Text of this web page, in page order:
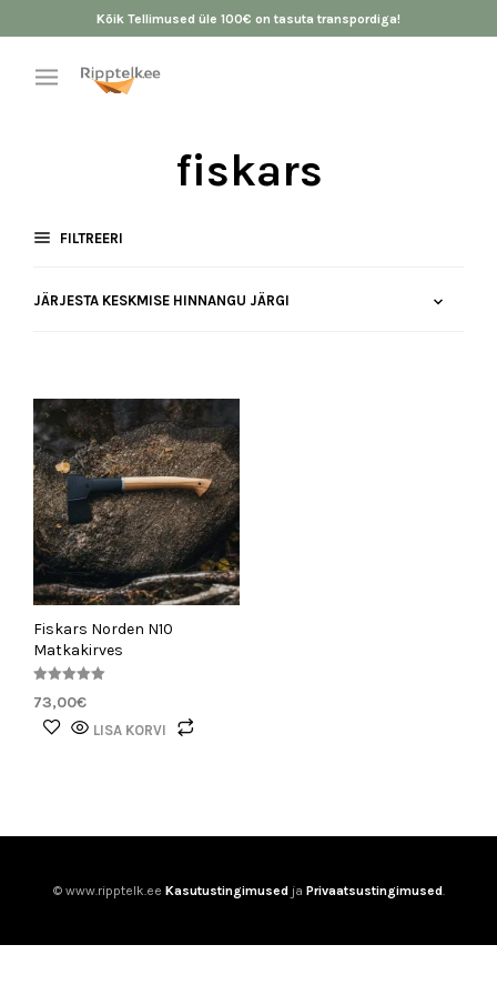
Kõik Tellimused üle 100€ on tasuta transpordiga!
fiskars
FILTREERI
Fiskars Norden N10
Matkakirves
5.00
/ 5
73,00€
LISA KORVI
© www.ripptelk.ee Kasutustingimusedja Privaatsustingimused.